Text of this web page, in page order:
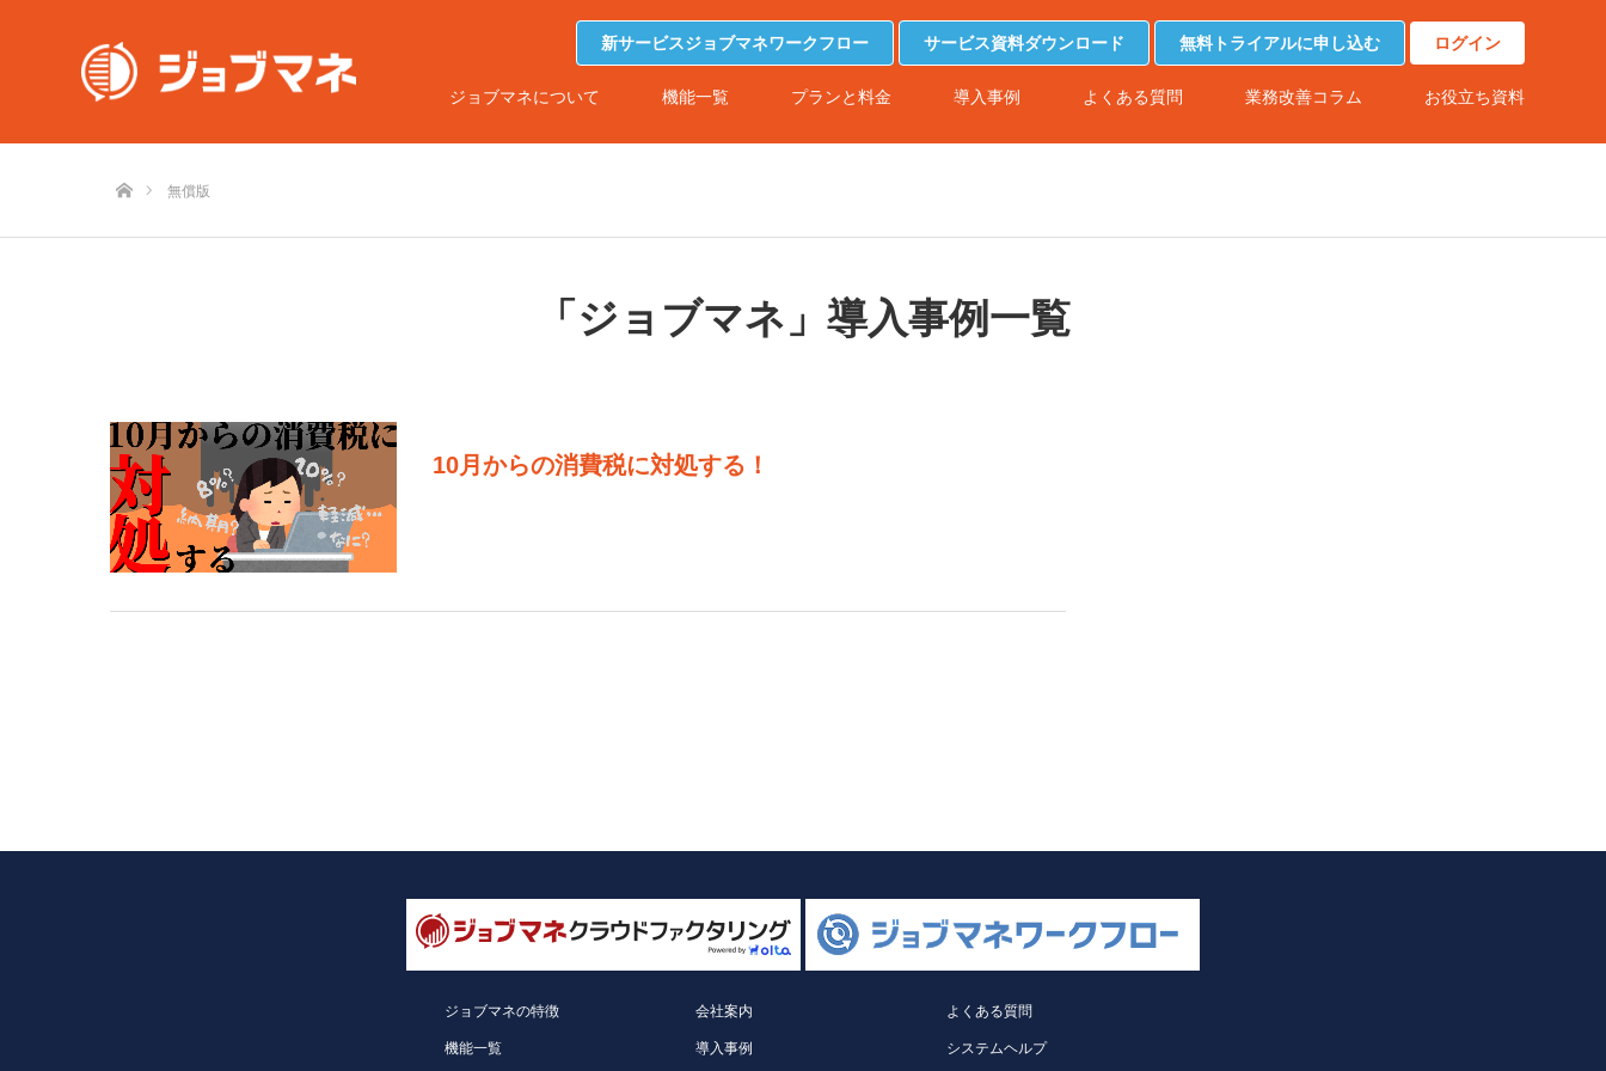
新サービスジョブマネワークフロー サービス資料ダウンロード 無料トライアルに申し込む ログイン
ジョブマネについて 機能一覧 プランと料金 導入事例 よくある質問 業務改善コラム お役立ち資料
無償版
「ジョブマネ」導入事例一覧
10月からの消費税に対処する！
ジョブマネの特徴
機能一覧
会社案内
導入事例
よくある質問
システムヘルプ